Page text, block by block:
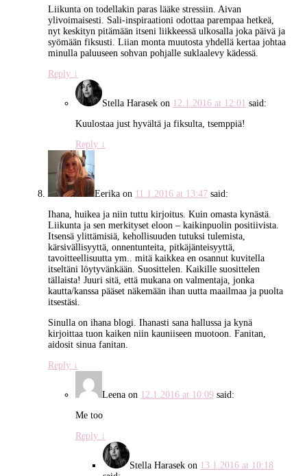
Liikunta on todellakin paras lääke stressiin. Aivan
ylivoimaisesti. Sali-inspiraationi odottaa parempaa hetkeä,
nyt keskityn pitämään itseni liikkeessä ulkosalla joka päivä ja
syömään fiksusti. Liian monta muutosta yhdellä kertaa johtaa
minulla paluuseen sohvan pohjalle suklaalevy kädessä.
Reply ↓
Stella Harasekon 12.1.2016 at 12:01 said:
Kuulostaa just hyvältä ja fiksulta, tsemppiä!
Reply ↓
Eerikaon 11.1.2016 at 13:47 said:
Ihana, huikea ja niin tuttu kirjoitus. Kuin omasta kynästä.
Liikunta ja sen merkityset eloon – kaikinpuolin positiivista.
Itsensä ylittämisiä, kehollisuuden tutuksi tulemista,
kärsivällisyyttä, onnentunteita, pitkäjänteisyyttä,
tavoitteellisuutta ym.. mitä kaikkea en osannut kuvitella
itseltäni löytyvänkään. Suosittelen. Kaikille suosittelen
tällaista! Juuri sitä, että mukana on valmentaja, jonka
kautta/kanssa pääset näkemään ihan uutta maailmaa ja puolta
itsestäsi.
Sinulla on ihana blogi. Ihanasti sana hallussa ja kynä
kirjoittaa tuon kaiken niin kauniiseen muotoon. Fanitan,
aidosit sinua fanitan.
Reply ↓
Leenaon 12.1.2016 at 10:09 said:
Me too
Reply ↓
Stella Harasekon 13.1.2016 at 10:18